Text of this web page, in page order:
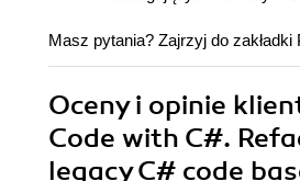
Masz pytania? Zajrzyj do zakładki
Oceny i opinie
Code with C#.
legacy C# code